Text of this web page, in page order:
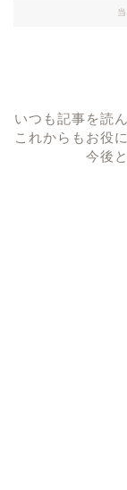
いつも記事を読
これからもお役
今後